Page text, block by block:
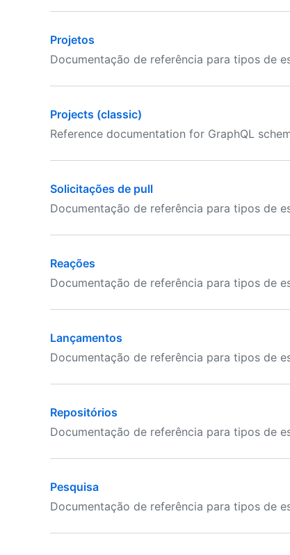
Projetos
Documentação de referência para tipos de
Projects (classic)
Reference documentation for GraphQL
Solicitações de pull
Documentação de referência para tipos de
Reações
Documentação de referência para tipos de
Lançamentos
Documentação de referência para tipos de
Repositórios
Documentação de referência para tipos de
Pesquisa
Documentação de referência para tipos de